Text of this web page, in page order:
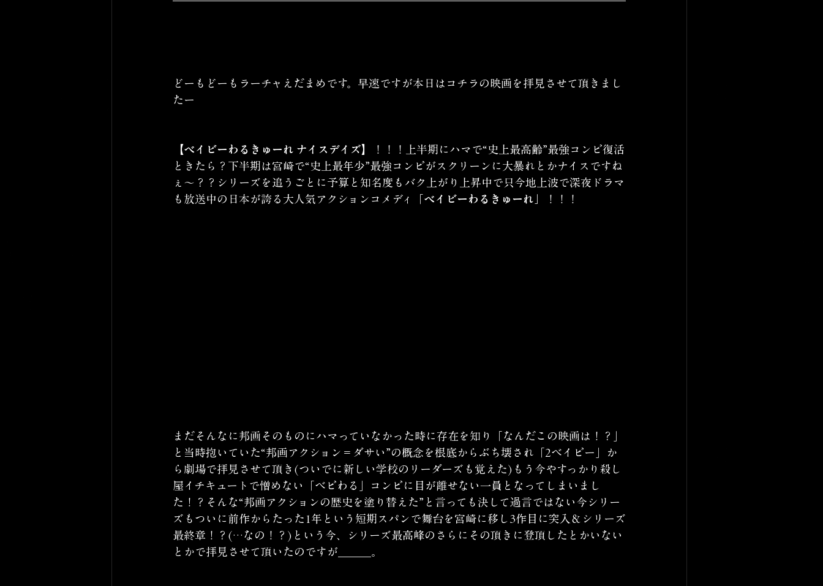
どーもどーもラーチャえだまめです。早速ですが本日はコチラの映画を拝見させて頂きまし
たー
【ベイビーわるきゅーれ ナイスデイズ】
！！！上半期にハマで“史上最高齢”最強コンビ復活
ときたら？下半期は宮崎で“史上最年少”最強コンビがスクリーンに大暴れとかナイスですね
ぇ〜？？シリーズを追うごとに予算と知名度もバク上がり上昇中で只今地上波で深夜ドラマ
も放送中の日本が誇る大人気アクションコメディ
「ベイビーわるきゅーれ」 ！！！
まだそんなに邦画そのものにハマっていなかった時に存在を知り「なんだこの映画は！？」
と当時抱いていた“邦画アクション＝ダサい”の概念を根底からぶち壊され「2ベイビー」か
ら劇場で拝見させて頂き(ついでに新しい学校のリーダーズも覚えた)もう今やすっかり殺し
屋イチキュートで憎めない「ベビわる」コンビに目が離せない一員となってしまいまし
た！？そんな“邦画アクションの歴史を塗り替えた”と言っても決して過言ではない今シリー
ズもついに前作からたった1年という短期スパンで舞台を宮崎に移し3作目に突入＆シリーズ
最終章！？(…なの！？)という今、シリーズ最高峰のさらにその頂きに登頂したとかいない
とかで拝見させて頂いたのですが＿＿＿。